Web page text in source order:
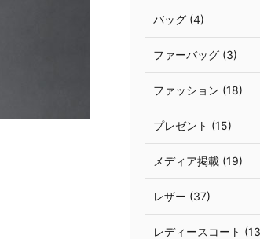
バッグ (4)
ファーバッグ (3)
ファッション (18)
プレゼント (15)
メディア掲載 (19)
レザー (37)
レディースコート